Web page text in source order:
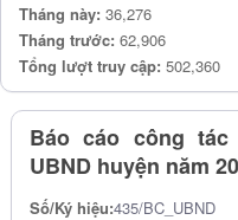
Tháng này: 36,276
Tháng trước: 62,906
Tổng lượt truy cập: 502,360
Báo cáo công
UBND huyện năm
Số/Ký hiệu:435/BC_UBND